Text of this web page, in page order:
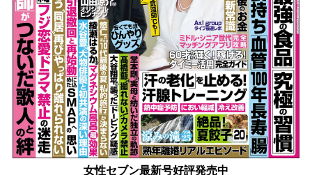
女性セブン最新号好評発売中